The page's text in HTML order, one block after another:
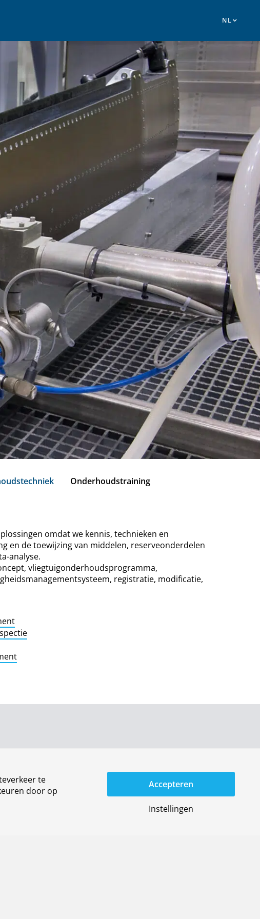
Onderhoudstraining
omdat we kennis, technieken en
en de toewijzing van middelen, reserveonderdelen
analyse.
vliegtuigonderhoudsprogramma,
registratie, modificatie,
te
door op
Accepteren
Instellingen